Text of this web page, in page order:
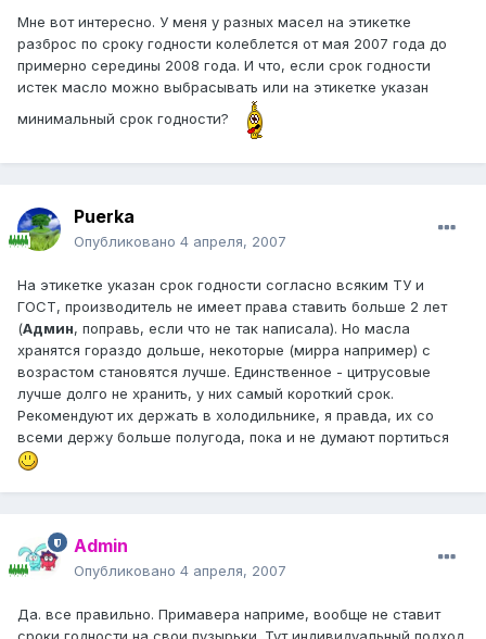
Мне вот интересно. У меня у разных масел на этикетке
разброс по сроку годности колеблется от мая 2007 года до
примерно середины 2008 года. И что, если срок годности
истек масло можно выбрасывать или на этикетке указан
минимальный срок годности?
Puerka
Опубликовано 4 апреля, 2007
На этикетке указан срок годности согласно всяким ТУ и
ГОСТ, производитель не имеет права ставить больше 2 лет
(Админ, поправь, если что не так написала). Но масла
хранятся гораздо дольше, некоторые (мирра например) с
возрастом становятся лучше. Единственное - цитрусовые
лучше долго не хранить, у них самый короткий срок.
Рекомендуют их держать в холодильнике, я правда, их со
всеми держу больше полугода, пока и не думают портиться
Admin
Опубликовано 4 апреля, 2007
Да. все правильно. Примавера наприме, вообще не ставит